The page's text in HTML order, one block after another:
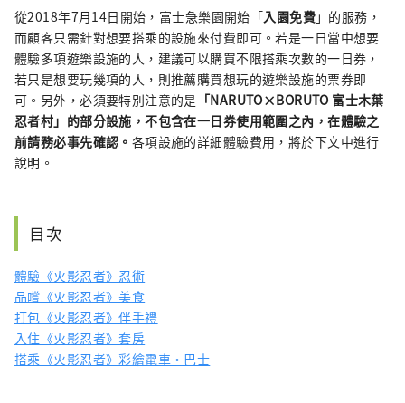
從2018年7月14日開始，富士急樂園開始「入園免費」的服務，
而顧客只需針對想要搭乘的設施來付費即可。若是一日當中想要
體驗多項遊樂設施的人，建議可以購買不限搭乘次數的一日券，
若只是想要玩幾項的人，則推薦購買想玩的遊樂設施的票券即
可。另外，必須要特別注意的是 「NARUTO×BORUTO 富士木葉
忍者村」的部分設施，不包含在一日券使用範圍之內，在體驗之
前請務必事先確認。 各項設施的詳細體驗費用，將於下文中進行
說明。
目次
體驗《火影忍者》忍術
品嚐《火影忍者》美食
打包《火影忍者》伴手禮
入住《火影忍者》套房
搭乘《火影忍者》彩繪電車・巴士